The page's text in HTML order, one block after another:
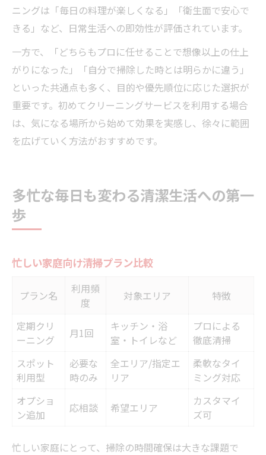
ニングは「毎日の料理が楽しくなる」「衛生面で安心で
きる」など、日常生活への即効性が評価されています。
一方で、「どちらもプロに任せることで想像以上の仕上
がりになった」「自分で掃除した時とは明らかに違う」
といった共通点も多く、目的や優先順位に応じた選択が
重要です。初めてクリーニングサービスを利用する場合
は、気になる場所から始めて効果を実感し、徐々に範囲
を広げていく方法がおすすめです。
多忙な毎日も変わる清潔生活への第一
歩
忙しい家庭向け清掃プラン比較
プラン名
利用頻
度
対象エリア 特徴
定期クリ
ーニング
月1回
キッチン・浴
室・トイレなど
プロによる
徹底清掃
スポット
利用型
必要な
時のみ
全エリア/指定エ
リア
柔軟なタイ
ミング対応
オプショ
ン追加
応相談 希望エリア
カスタマイ
ズ可
忙しい家庭にとって、掃除の時間確保は大きな課題で